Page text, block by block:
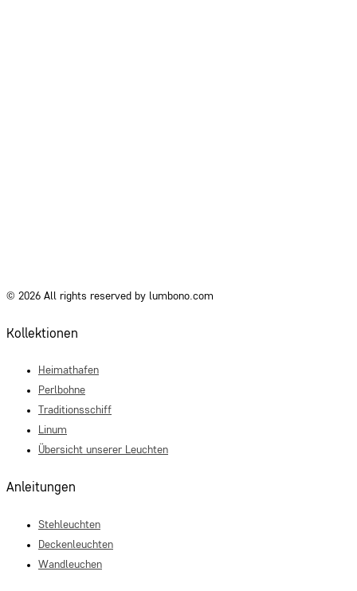
© 2026 All rights reserved by lumbono.com
Kollektionen
Heimathafen
Perlbohne
Traditionsschiff
Linum
Übersicht unserer Leuchten
Anleitungen
Stehleuchten
Deckenleuchten
Wandleuchen